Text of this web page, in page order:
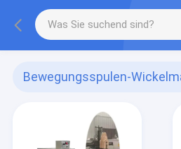
Bewegungsspulen-